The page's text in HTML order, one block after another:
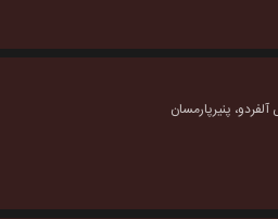
پنیرپارمسان